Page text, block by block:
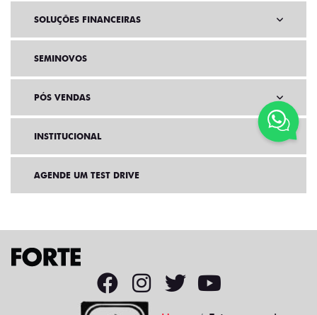
SOLUÇÕES FINANCEIRAS
SEMINOVOS
PÓS VENDAS
INSTITUCIONAL
AGENDE UM TEST DRIVE